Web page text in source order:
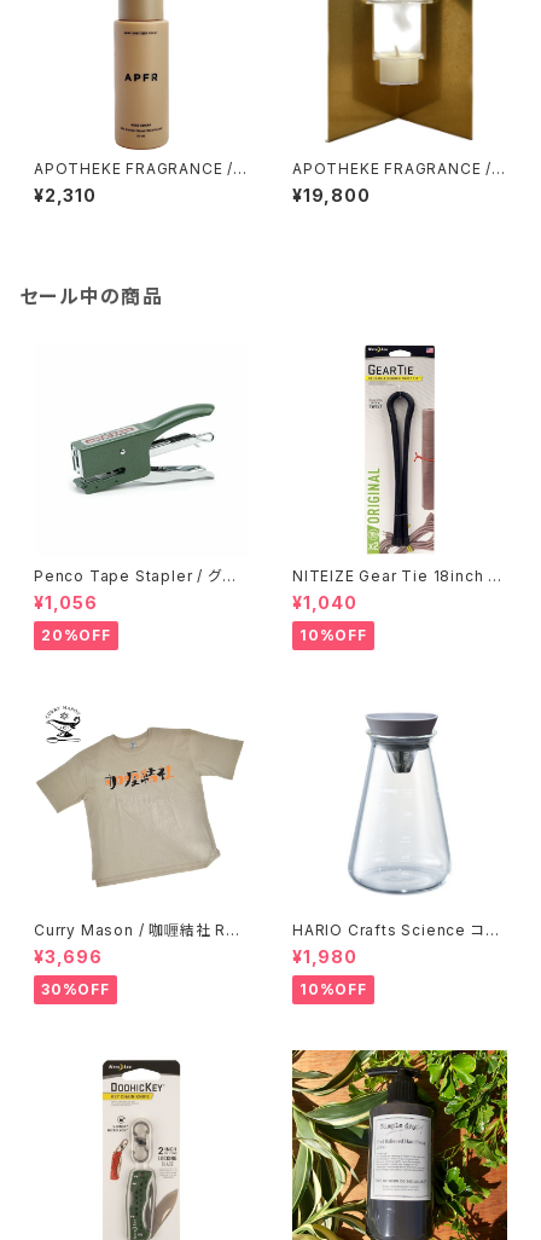
APOTHEKE FRAGRANCE /
ハンドサニタイザースプレー
¥2,310
APOTHEKE FRAGRANCE /
フレグランスオイルバーナー
¥19,800
セール中の商品
Penco Tape Stapler / グリ
ーン
¥1,056
20%OFF
NITEIZE Gear Tie 18inch /
ブラック
¥1,040
10%OFF
Curry Mason / 咖喱結社 RET
RO T-Shirt
¥3,696
30%OFF
HARIO Crafts Science コニ
カルティーピッチャー 500ml
¥1,980
10%OFF